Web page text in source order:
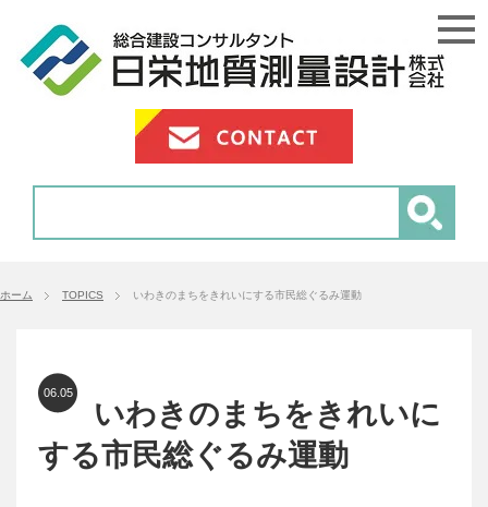
ホーム TOPICS いわきのまちをきれいにする市民総ぐるみ運動
06.05
いわきのまちをきれいに
する市民総ぐるみ運動